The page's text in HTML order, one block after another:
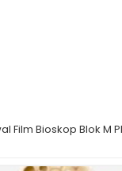
Film Bioskop Blok M